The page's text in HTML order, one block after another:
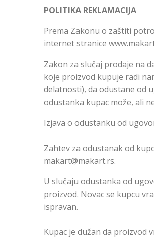
POLITIKA REKLAMACIJA
Prema Zakonu o zaštiti
internet stranice
Zakon za slučaj prodaje na
koje proizvod kupuje radi
delatnosti), da odustane od
odustanka kupac može, ali
Izjava o odustanku od
Zahtev za odustanak od
makart@makart.rs.
U slučaju odustanka od
proizvod. Novac se kupcu
ispravan.
Kupac je dužan da proizvod